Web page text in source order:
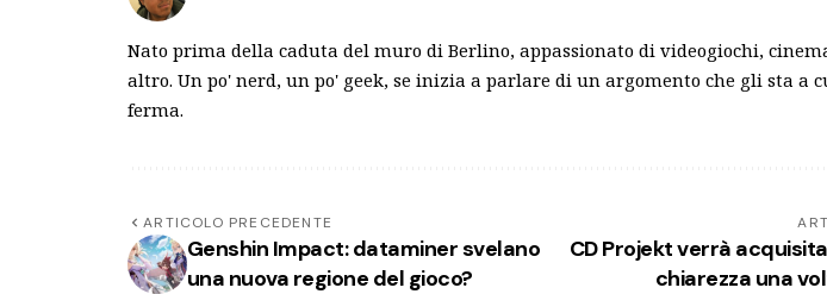
Nato prima della caduta del muro di Berlino, appassionato di videogiochi,
altro. Un po' nerd, un po' geek, se inizia a parlare di un argomento che gli sta a
ferma.
ARTICOLO PRECEDENTE
Genshin Impact: dataminer svelano
una nuova regione del gioco?
CD Projekt verrà
chiarezza una